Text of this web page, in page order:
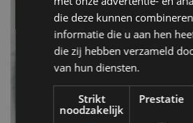
die deze kunnen
informatie die u aan hen
die zij hebben verzameld
van hun diensten.
Strikt
noodzakelijk
Prestatie